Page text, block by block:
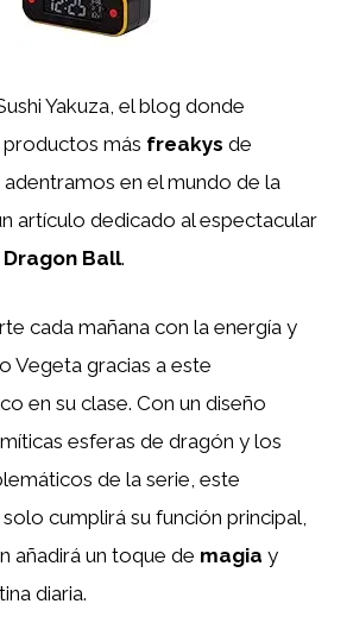
Yakuza, el blog donde
más freakys de
en el mundo de la
artículo dedicado al espectacular
Dragon Ball.
cada mañana con la energía y
Vegeta gracias a este
en su clase. Con un diseño
esferas de dragón y los
de la serie, este
cumplirá su función principal,
añadirá un toque de magia y
diaria.